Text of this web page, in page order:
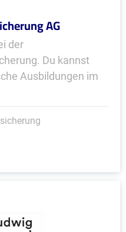
AG
der
Du kannst
Ausbildungen im